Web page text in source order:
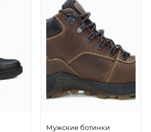
Мужские ботинки